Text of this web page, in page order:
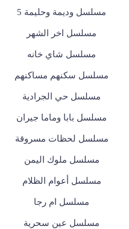
مسلسل وديمة وحليمة 5
مسلسل اخر الشهر
مسلسل شاي خانه
مسلسل سكنهم مساكنهم
مسلسل حي الجرادية
مسلسل بابا وماما جيران
مسلسل لحظات مسروقة
مسلسل ملوك اليمن
مسلسل أعوام الظلام
مسلسل ام رجا
مسلسل عين سحرية